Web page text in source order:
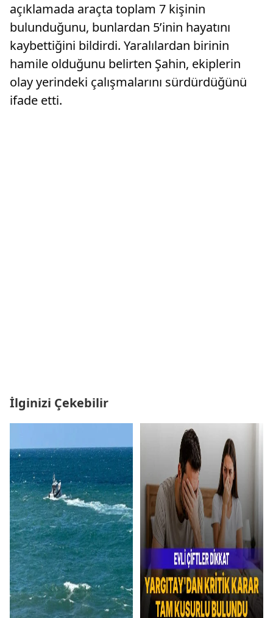
açıklamada araçta toplam 7 kişinin
bulunduğunu, bunlardan 5’inin hayatını
kaybettiğini bildirdi. Yaralılardan birinin
hamile olduğunu belirten Şahin, ekiplerin
olay yerindeki çalışmalarını sürdürdüğünü
ifade etti.
İlginizi Çekebilir